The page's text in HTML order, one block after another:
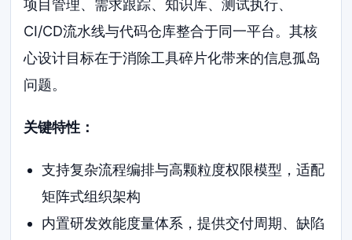
项目管理、需求跟踪、知识库、测试执行、
CI/CD流水线与代码仓库整合于同一平台。其核
心设计目标在于消除工具碎片化带来的信息孤岛
问题。
关键特性：
支持复杂流程编排与高颗粒度权限模型，适配
矩阵式组织架构
内置研发效能度量体系，提供交付周期、缺陷